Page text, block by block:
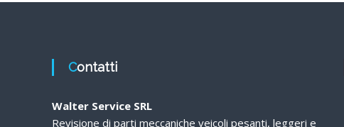
Contatti
Walter Service SRL
Revisione di parti meccaniche veicoli pesanti, leggeri e